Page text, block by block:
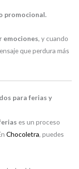
promocional.
emociones, y cuando
que perdura más
para ferias y
es un proceso
Chocoletra, puedes